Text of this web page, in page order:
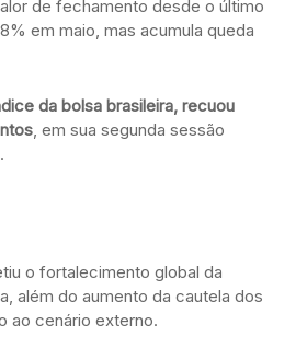
de fechamento desde o último
em maio, mas acumula queda
da bolsa brasileira, recuou
, em sua segunda sessão
o fortalecimento global da
além do aumento da cautela dos
ao cenário externo.